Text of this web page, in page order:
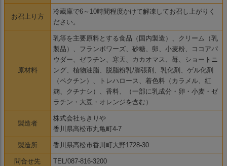
お召上り方
冷蔵庫で6～10時間程度かけて解凍してお召し上がりく
ださい。
原材料
乳等を主要原料とする食品（国内製造）、クリーム（乳
製品）、フランボワーズ、砂糖、卵、小麦粉、ココアパ
ウダー、ゼラチン、寒天、カカオマス、苺、ショートニ
ング、植物油脂、脱脂粉乳/膨張剤、乳化剤、ゲル化剤
（ペクチン）、トレハロース、着色料（カラメル、紅
麹、クチナシ）、香料、（一部に乳成分・卵・小麦・ゼ
ラチン・大豆・オレンジを含む）
製造者
株式会社ちきりや
香川県高松市丸亀町4-7
製造所 香川県高松市香川町大野1728-30
問合せ先
TEL/087-816-3200